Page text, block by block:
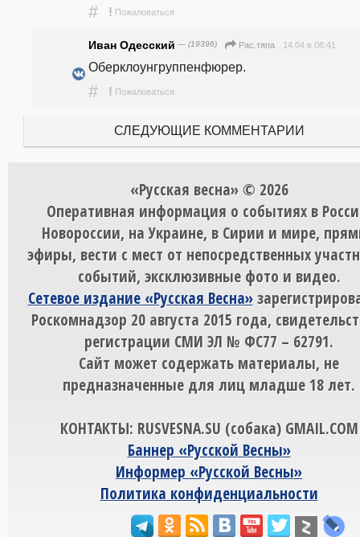
# ! Пожаловаться
Иван Одесский — (19396) Рас.тяпа 14.04 в 08:41
Оберклоунгруппенфюрер.
# ! Пожаловаться
СЛЕДУЮЩИЕ КОММЕНТАРИИ
«Русская весна» © 2026
Оперативная информация о событиях в
Новороссии, на Украине, в Сирии и мире,
эфиры, вести с мест от непосредственных
событий, эксклюзивные фото и видео.
Сетевое издание «Русская Весна»
Роскомнадзор 20 августа 2015 года,
регистрации СМИ ЭЛ № ФС77 – 62791.
Сайт может содержать материалы, не
предназначенные для лиц младше 18 лет.
КОНТАКТЫ: RUSVESNA.SU (собака) GMAIL.COM
Баннер «Русской Весны»
Информер «Русской Весны»
Политика конфиденциальности